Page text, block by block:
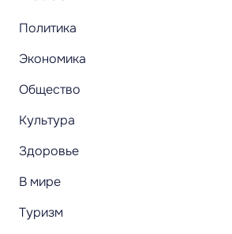
Политика
Экономика
Общество
Культура
Здоровье
В мире
Туризм